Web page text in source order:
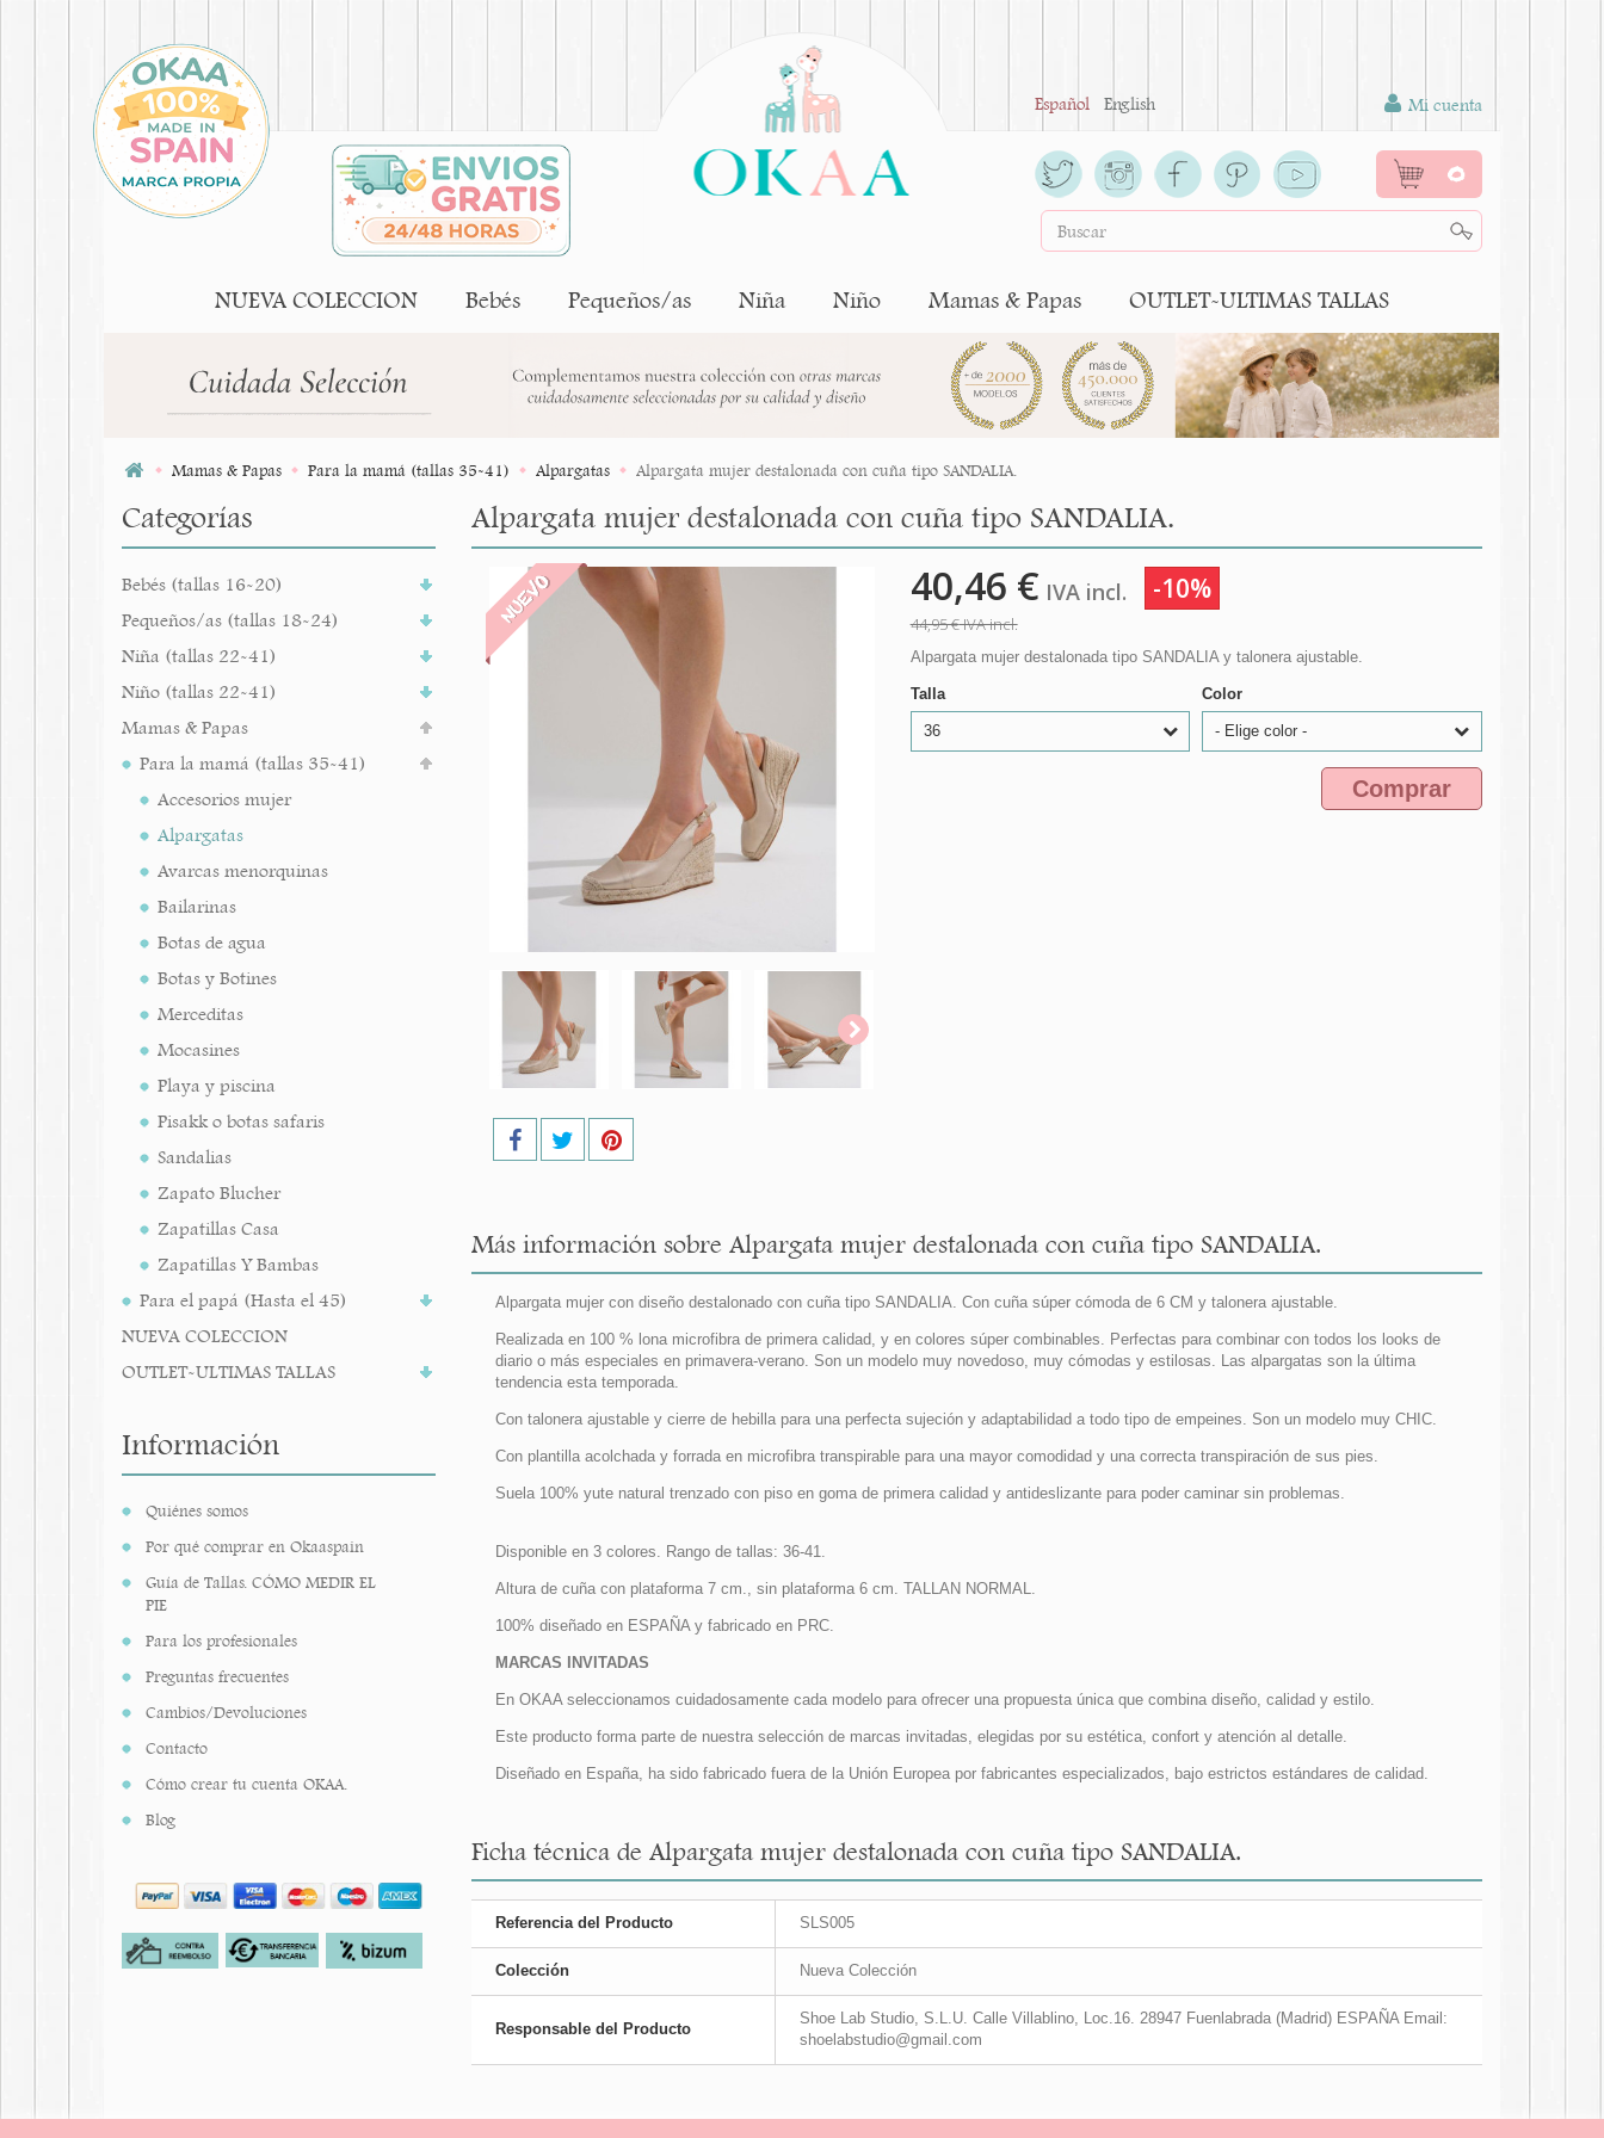
Español English Mi cuenta
0
NUEVA COLECCION Bebés Pequeños/as Niña Niño Mamas & Papas OUTLET-ULTIMAS TALLAS
Mamas & Papas Para la mamá (tallas 35-41) Alpargatas Alpargata mujer destalonada con cuña tipo SANDALIA.
Categorías
Bebés (tallas 16-20)
Pequeños/as (tallas 18-24)
Niña (tallas 22-41)
Niño (tallas 22-41)
Mamas & Papas
Para la mamá (tallas 35-41)
Accesorios mujer
Alpargatas
Avarcas menorquinas
Bailarinas
Botas de agua
Botas y Botines
Merceditas
Mocasines
Playa y piscina
Pisakk o botas safaris
Sandalias
Zapato Blucher
Zapatillas Casa
Zapatillas Y Bambas
Para el papá (Hasta el 45)
NUEVA COLECCION
OUTLET-ULTIMAS TALLAS
Información
Quiénes somos
Por qué comprar en Okaaspain
Guía de Tallas. CÓMO MEDIR EL
PIE
Para los profesionales
Preguntas frecuentes
Cambios/Devoluciones
Contacto
Cómo crear tu cuenta OKAA.
Blog
Alpargata mujer destalonada con cuña tipo SANDALIA.
NUEVO 40,46 € IVA incl. -10%
44,95 €IVA incl.
Alpargata mujer destalonada tipo SANDALIA y talonera ajustable.
Talla
36
Color
- Elige color -
Comprar
Más información sobre Alpargata mujer destalonada con cuña tipo SANDALIA.
Alpargata mujer con diseño destalonado con cuña tipo SANDALIA. Con cuña súper cómoda de 6 CM y talonera ajustable.
Realizada en 100 % lona microfibra de primera calidad, y en colores súper combinables. Perfectas para combinar con todos los looks de
diario o más especiales en primavera-verano. Son un modelo muy novedoso, muy cómodas y estilosas. Las alpargatas son la última
tendencia esta temporada.
Con talonera ajustable y cierre de hebilla para una perfecta sujeción y adaptabilidad a todo tipo de empeines. Son un modelo muy CHIC.
Con plantilla acolchada y forrada en microfibra transpirable para una mayor comodidad y una correcta transpiración de sus pies.
Suela 100% yute natural trenzado con piso en goma de primera calidad y antideslizante para poder caminar sin problemas.
Disponible en 3 colores. Rango de tallas: 36-41.
Altura de cuña con plataforma 7 cm., sin plataforma 6 cm. TALLAN NORMAL.
100% diseñado en ESPAÑA y fabricado en PRC.
MARCAS INVITADAS
En OKAA seleccionamos cuidadosamente cada modelo para ofrecer una propuesta única que combina diseño, calidad y estilo.
Este producto forma parte de nuestra selección de marcas invitadas, elegidas por su estética, confort y atención al detalle.
Diseñado en España, ha sido fabricado fuera de la Unión Europea por fabricantes especializados, bajo estrictos estándares de calidad.
Ficha técnica de Alpargata mujer destalonada con cuña tipo SANDALIA.
Referencia del Producto SLS005
Colección Nueva Colección
Responsable del Producto
Shoe Lab Studio, S.L.U. Calle Villablino, Loc.16. 28947 Fuenlabrada (Madrid) ESPAÑA Email:
shoelabstudio@gmail.com